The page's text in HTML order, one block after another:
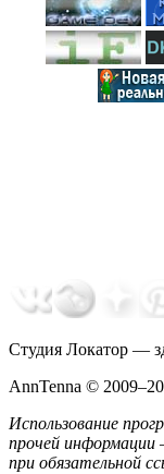
Студия Локатор —
AnnTenna ©
Использование
прочей информации
при обязательной